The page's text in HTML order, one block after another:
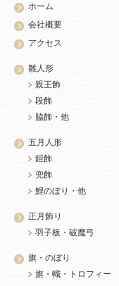
ホーム
会社概要
アクセス
雛人形
親王飾
段飾
脇飾・他
五月人形
鎧飾
兜飾
鯉のぼり・他
正月飾り
羽子板・破魔弓
旗・のぼり
旗・幟・トロフィー